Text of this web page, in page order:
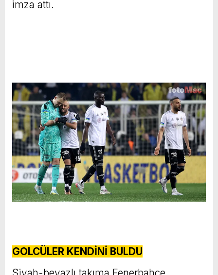
imza attı.
GOLCÜLER KENDİNİ BULDU